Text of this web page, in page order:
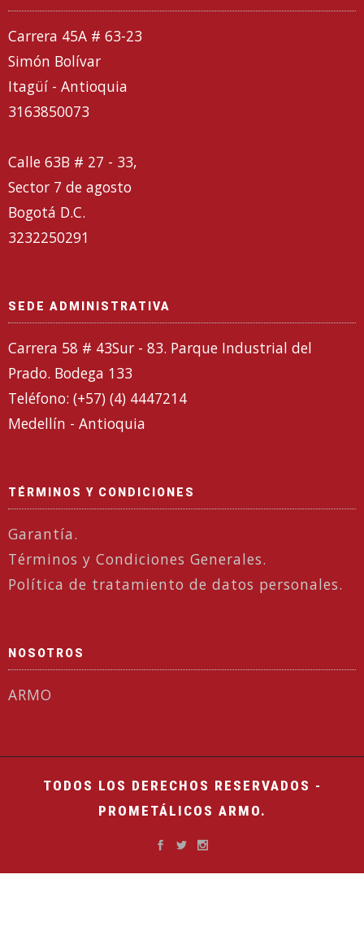
Carrera 45A # 63-23
Simón Bolívar
Itagüí - Antioquia
3163850073
Calle 63B # 27 - 33,
Sector 7 de agosto
Bogotá D.C.
3232250291
SEDE ADMINISTRATIVA
Carrera 58 # 43Sur - 83. Parque Industrial del
Prado. Bodega 133
Teléfono: (+57) (4) 4447214
Medellín - Antioquia
TÉRMINOS Y CONDICIONES
Garantía.
Términos y Condiciones Generales.
Política de tratamiento de datos personales.
NOSOTROS
ARMO
TODOS LOS DERECHOS RESERVADOS -
PROMETÁLICOS ARMO.